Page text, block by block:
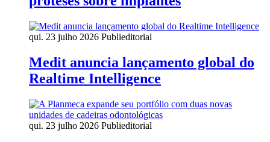
qui. 23 julho 2026 Publieditorial
Medit anuncia lançamento global do
Realtime Intelligence
qui. 23 julho 2026 Publieditorial